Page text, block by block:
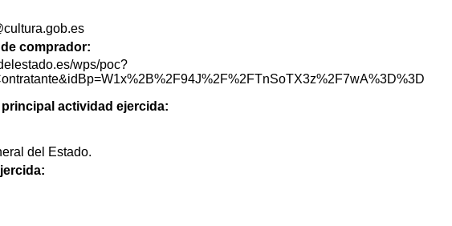
comprador:
wps/poc?
actividad ejercida:
del Estado.